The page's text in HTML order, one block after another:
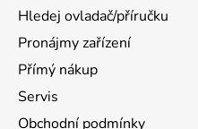
Hledej ovladač/příručku
Pronájmy zařízení
Přímý nákup
Servis
Obchodní podmínky